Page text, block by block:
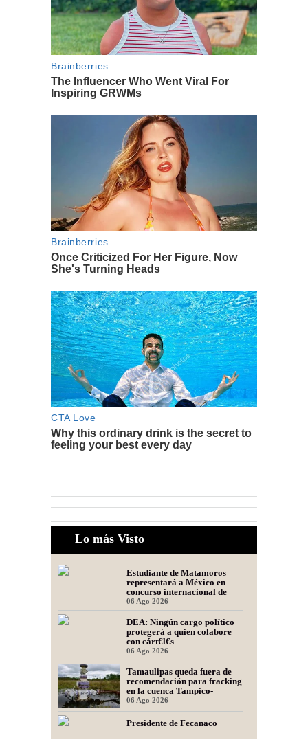
Lo más Visto
Estudiante de Matamoros
representará a México en
concurso internacional de
oratoria en Perú
06 Ago 2026
DEA: Ningún cargo político
protegerá a quien colabore
con cárt€l€s
06 Ago 2026
Tamaulipas queda fuera de
recomendación para fracking
en la cuenca Tampico-
Misantla, informa comité
científico
06 Ago 2026
Presidente de Fecanaco